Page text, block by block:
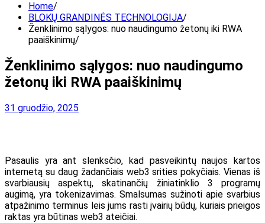
Home
BLOKŲ GRANDINĖS TECHNOLOGIJA
Ženklinimo sąlygos: nuo naudingumo žetonų iki RWA
paaiškinimų
Ženklinimo sąlygos: nuo naudingumo
žetonų iki RWA paaiškinimų
31 gruodžio, 2025
Pasaulis yra ant slenksčio, kad pasveikintų naujos kartos
internetą su daug žadančiais web3 srities pokyčiais. Vienas iš
svarbiausių aspektų, skatinančių žiniatinklio 3 programų
augimą, yra tokenizavimas. Smalsumas sužinoti apie svarbius
atpažinimo terminus leis jums rasti įvairių būdų, kuriais prieigos
raktas yra būtinas web3 ateičiai.